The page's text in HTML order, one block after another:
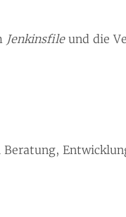
Jenkinsfileund die